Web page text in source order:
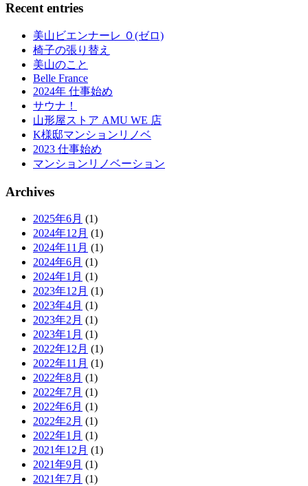
Recent entries
美山ビエンナーレ ０(ゼロ)
椅子の張り替え
美山のこと
Belle France
2024年 仕事始め
サウナ！
山形屋ストア AMU WE 店
K様邸マンションリノベ
2023 仕事始め
マンションリノベーション
Archives
2025年6月 (1)
2024年12月 (1)
2024年11月 (1)
2024年6月 (1)
2024年1月 (1)
2023年12月 (1)
2023年4月 (1)
2023年2月 (1)
2023年1月 (1)
2022年12月 (1)
2022年11月 (1)
2022年8月 (1)
2022年7月 (1)
2022年6月 (1)
2022年2月 (1)
2022年1月 (1)
2021年12月 (1)
2021年9月 (1)
2021年7月 (1)